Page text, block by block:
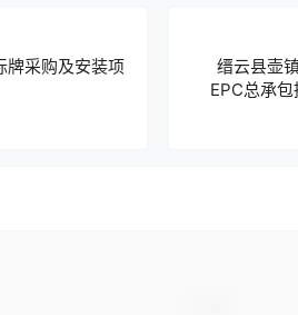
牌采购及安装项
缙云县壶
EPC总承